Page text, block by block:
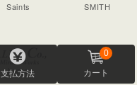
支払方法 カート
0
Saints SMITH
home